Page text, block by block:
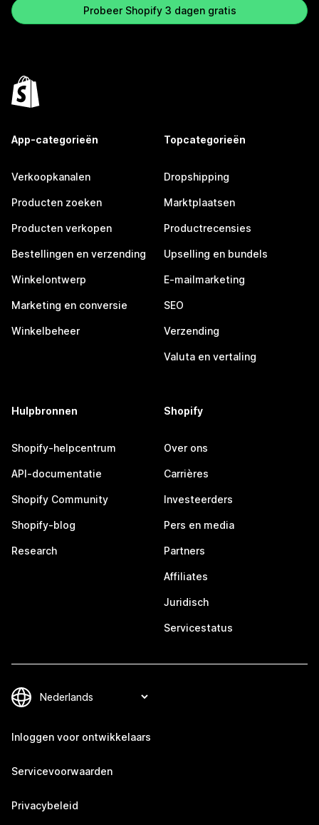
Probeer Shopify 3 dagen gratis
App-categorieën
Verkoopkanalen
Producten zoeken
Producten verkopen
Bestellingen en verzending
Winkelontwerp
Marketing en conversie
Winkelbeheer
Topcategorieën
Dropshipping
Marktplaatsen
Productrecensies
Upselling en bundels
E-mailmarketing
SEO
Verzending
Valuta en vertaling
Hulpbronnen
Shopify-helpcentrum
API-documentatie
Shopify Community
Shopify-blog
Research
Shopify
Over ons
Carrières
Investeerders
Pers en media
Partners
Affiliates
Juridisch
Servicestatus
Inloggen voor ontwikkelaars
Servicevoorwaarden
Privacybeleid